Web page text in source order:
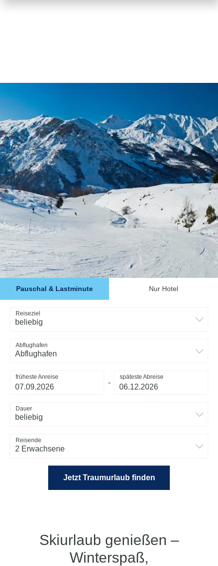
Pauschal & Lastminute Nur Hotel
Reiseziel
beliebig
Abflughafen
Abflughafen
früheste Anreise
-
späteste Abreise
Dauer
beliebig
Reisende
2 Erwachsene
Jetzt Traumurlaub finden
Skiurlaub genießen –
Winterspaß,